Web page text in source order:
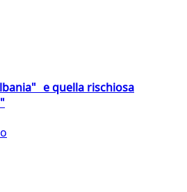
e quella rischiosa